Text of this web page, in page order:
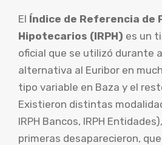
El Índice de Referencia de
Hipotecarios (IRPH) es un
oficial que se utilizó durante
alternativa al Euribor en
tipo variable en Baza y el
Existieron distintas
IRPH Bancos, IRPH
primeras desaparecieron,